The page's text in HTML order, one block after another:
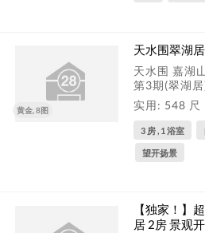
黄金, 8图
天水围翠湖
天水围 嘉湖
第3期(翠湖
实用: 548 尺
3 房 , 1 浴室
望开扬景
【独家！】
居 2房 景观